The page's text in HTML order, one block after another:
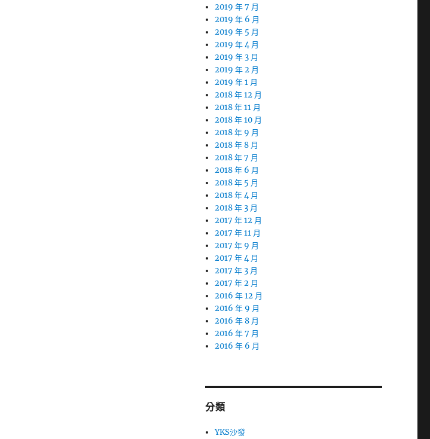
2019 年 7 月
2019 年 6 月
2019 年 5 月
2019 年 4 月
2019 年 3 月
2019 年 2 月
2019 年 1 月
2018 年 12 月
2018 年 11 月
2018 年 10 月
2018 年 9 月
2018 年 8 月
2018 年 7 月
2018 年 6 月
2018 年 5 月
2018 年 4 月
2018 年 3 月
2017 年 12 月
2017 年 11 月
2017 年 9 月
2017 年 4 月
2017 年 3 月
2017 年 2 月
2016 年 12 月
2016 年 9 月
2016 年 8 月
2016 年 7 月
2016 年 6 月
分類
YKS沙發